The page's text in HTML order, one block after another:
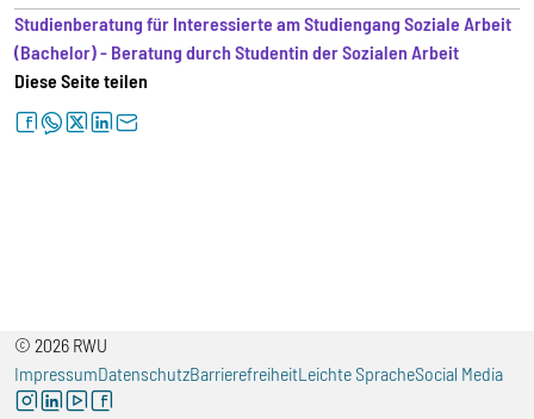
Studienberatung für Interessierte am Studiengang Soziale Arbeit
(Bachelor) - Beratung durch Studentin der Sozialen Arbeit
Diese Seite teilen
facebookwhatsapptwitterlinkedinletter
© 2026 RWU
ImpressumDatenschutzBarrierefreiheitLeichte SpracheSocial Media
instagramlinkedinyoutubefacebook